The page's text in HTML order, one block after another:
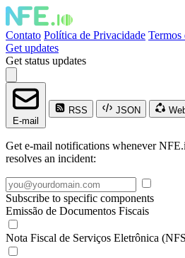
Contato Política de Privacidade Termos
Get updates
Get status updates
E-mail
RSS JSON
Get e-mail notifications whenever
resolves an incident:
Subscribe to specific components
Emissão de Documentos Fiscais
Nota Fiscal de Serviços Eletrônica